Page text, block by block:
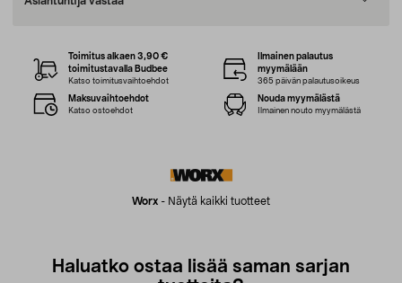
Worx - Näytä kaikki tuotteet
Toimitus alkaen 3,90 €
toimitustavalla Budbee
Katso toimitusvaihtoehdot
Ilmainen palautus
myymälään
365 päivän palautusoikeus
Maksuvaihtoehdot
Katso ostoehdot
Nouda myymälästä
Ilmainen nouto myymälästä
Haluatko ostaa lisää saman sarjan